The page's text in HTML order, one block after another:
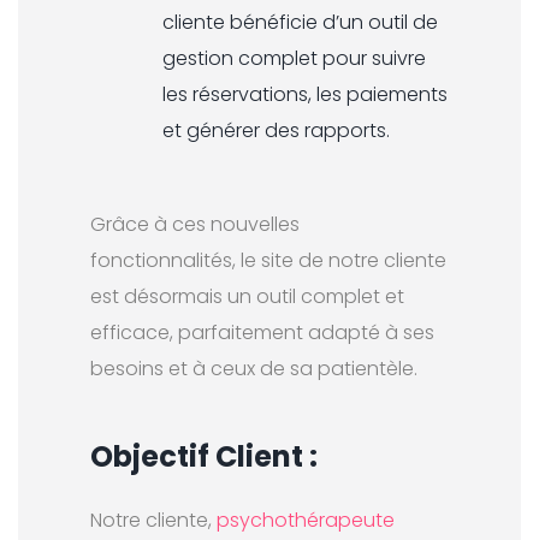
cliente bénéficie d’un outil de
gestion complet pour suivre
les réservations, les paiements
et générer des rapports.
Grâce à ces nouvelles
fonctionnalités, le site de notre cliente
est désormais un outil complet et
efficace, parfaitement adapté à ses
besoins et à ceux de sa patientèle.
Objectif Client :
Notre cliente, psychothérapeute